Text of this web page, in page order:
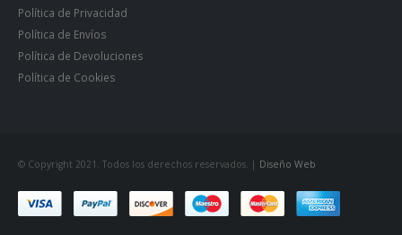
Política de Privacidad
Política de Envíos
Política de Devoluciones
Política de Cookies
© Copyright 2021. Todos los derechos reservados. | Diseño Web